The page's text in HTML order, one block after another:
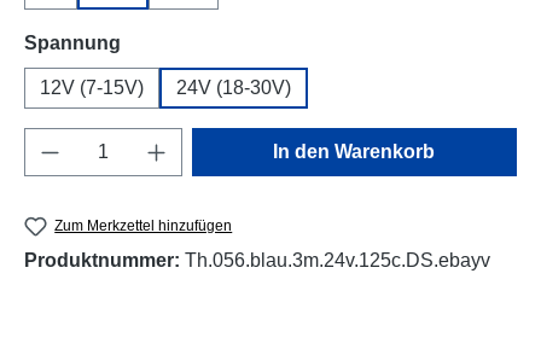
Spannung
12V (7-15V) 24V (18-30V)
Produkt Anzahl: Gib den gewünschten
In den Warenkorb
Zum Merkzettel hinzufügen
Produktnummer: Th.056.blau.3m.24v.125c.DS.ebayv